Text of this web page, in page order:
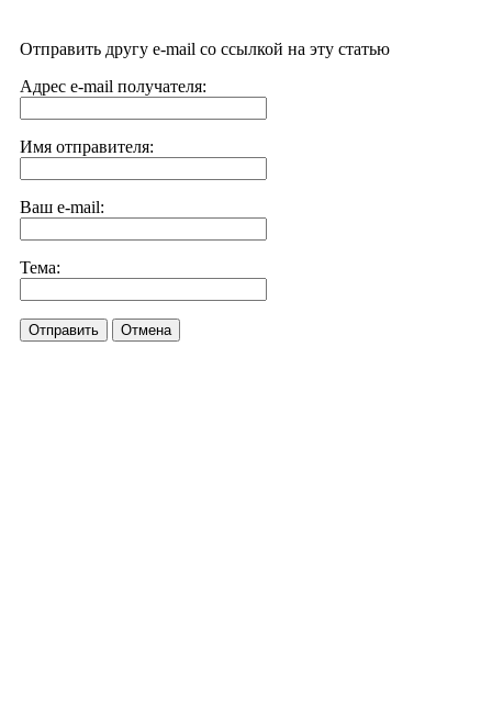
Отправить другу e-mail со ссылкой на эту статью
Адрес e-mail получателя:
Имя отправителя:
Ваш e-mail:
Тема:
Отправить Отмена